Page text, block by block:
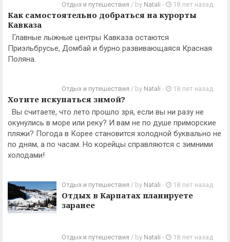
Отдых и путешествия / by Natali - 18 лет назад
Как самостоятельно добраться на курорты
Кавказа
Главные лыжные центры Кавказа остаются
Приэльбрусье, Домбай и бурно развивающаяся Красная
Поляна.
Отдых и путешествия / by Natali - 18 лет назад
Хотите искупаться зимой?
Вы считаете, что лето прошло зря, если вы ни разу не
окунулись в море или реку? И вам не по душе приморские
пляжи? Погода в Корее становится холодной буквально не
по дням, а по часам. Но корейцы справляются с зимними
холодами!
Отдых и путешествия / by Natali - 18 лет назад
Отдых в Карпатах планируете
заранее
Отдых и путешествия / by Natali - 18 лет назад